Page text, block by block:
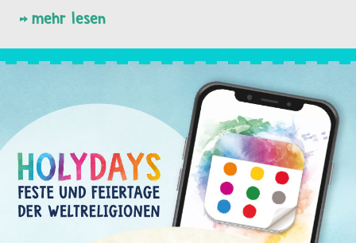
mehr lesen